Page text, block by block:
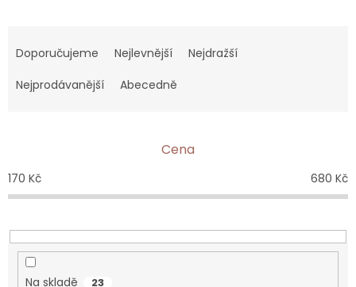
a
e
o
d
k
t
Doporučujeme Nejlevnější
Nejdražší
Nejprodávanější
Abecedně
Cena
170 Kč 680 Kč
Na skladě 23